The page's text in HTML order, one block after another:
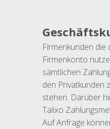
Firmenkunden die
Firmenkonto
sämtlichen
den Privatkunden
stehen. Darüber
Talixo
Auf Anfrage